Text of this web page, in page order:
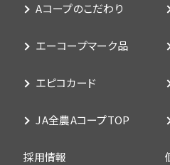
Aコープのこだわり
エーコープマーク品
エピコカード
JA全農AコープTOP
採用情報